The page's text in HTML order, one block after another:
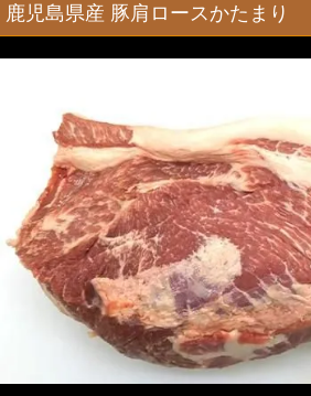
鹿児島県産 豚肩ロースかたまり